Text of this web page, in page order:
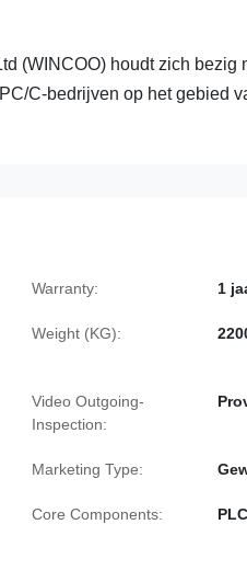
(WINCOO) houdt zich bezig
C-bedrijven op het gebied
Warranty: 1
Weight (KG):
Video Outgoing-
Inspection:
Marketing Type:
Core Components: